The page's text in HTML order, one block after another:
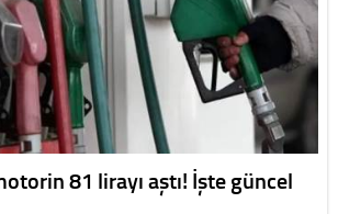
81 lirayı aştı! İşte güncel